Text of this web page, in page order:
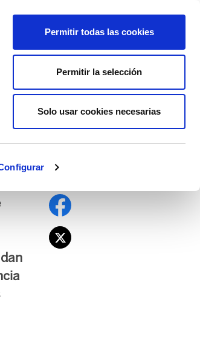
Permitir todas las cookies
Permitir la selección
Solo usar cookies necesarias
AFÍLIATE
de